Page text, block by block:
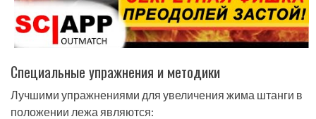
Специальные упражнения и методики
Лучшими упражнениями для увеличения жима штанги в
положении лежа являются: